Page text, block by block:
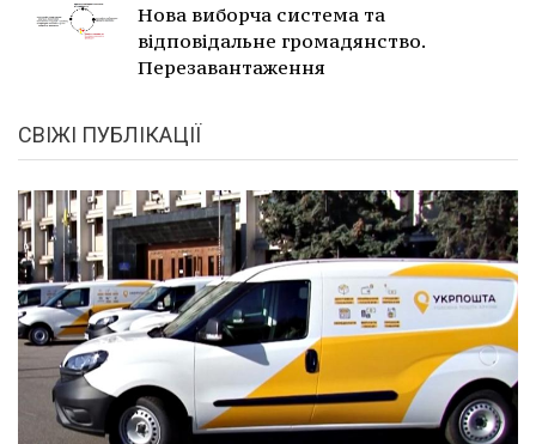
Нова виборча система та
відповідальне громадянство.
Перезавантаження
СВІЖІ ПУБЛІКАЦІЇ